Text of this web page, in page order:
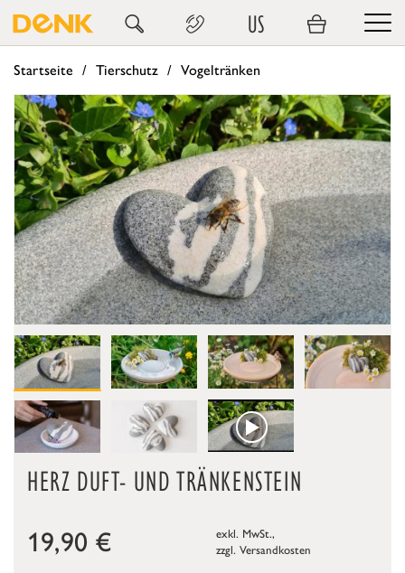
US
Startseite Tierschutz Vogeltränken
HERZ DUFT- UND TRÄNKENSTEIN
19,90 €
exkl. MwSt.,
zzgl. Versandkosten